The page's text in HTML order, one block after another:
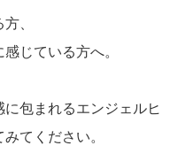
、
じている方へ。
包まれるエンジェルヒ
てください。